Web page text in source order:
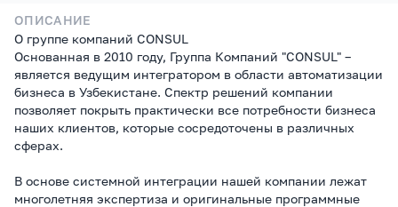
ОПИСАНИЕ
О группе компаний CONSUL
Основанная в 2010 году, Группа Компаний "CONSUL" –
является ведущим интегратором в области автоматизации
бизнеса в Узбекистане. Спектр решений компании
позволяет покрыть практически все потребности бизнеса
наших клиентов, которые сосредоточены в различных
сферах.
В основе системной интеграции нашей компании лежат
многолетняя экспертиза и оригинальные программные